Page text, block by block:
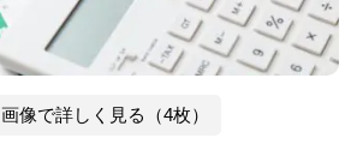
画像で詳しく見る（4枚）